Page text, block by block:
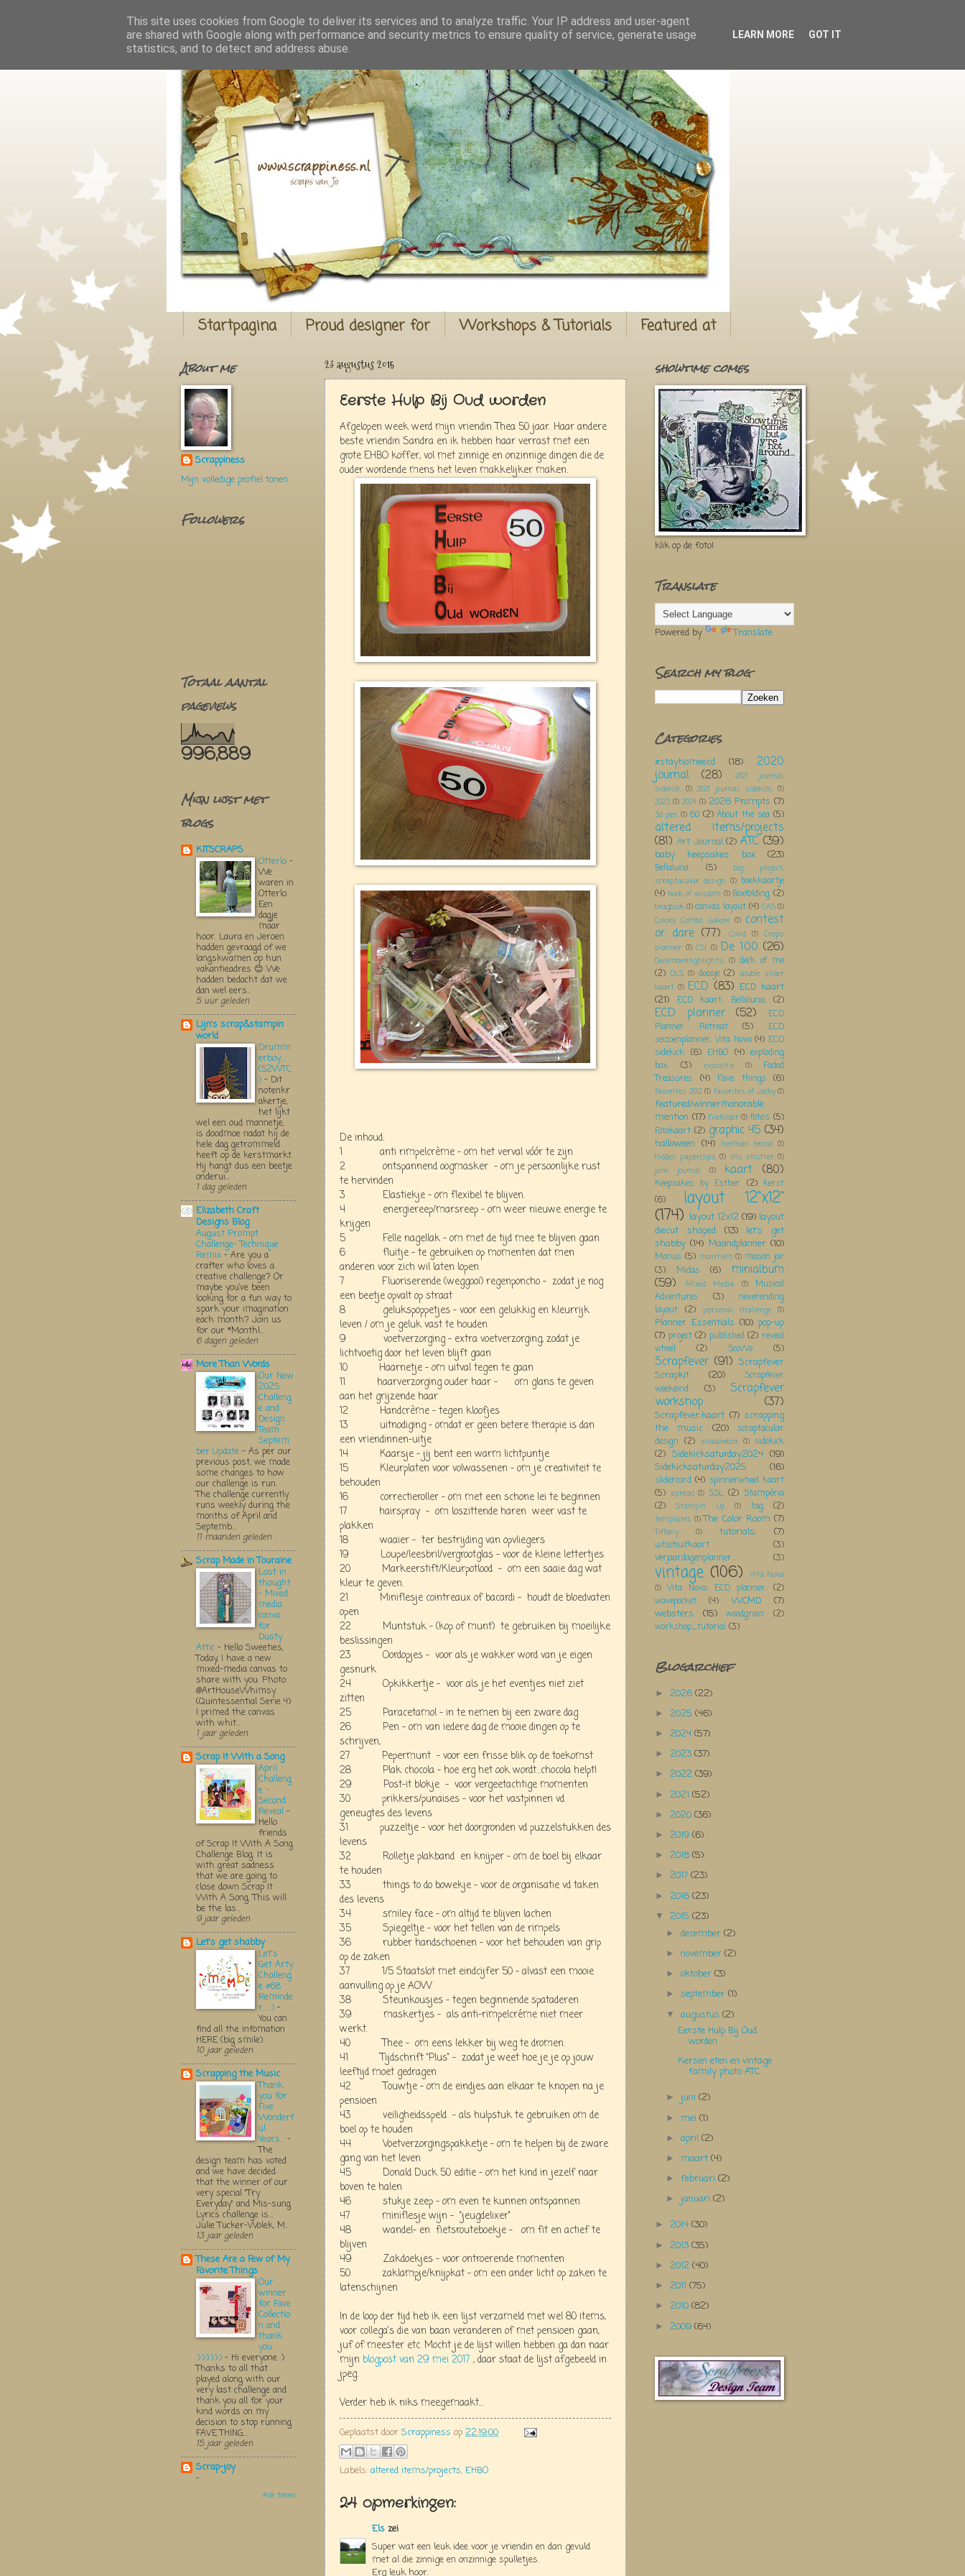
Startpagina Proud designer for Workshops & Tutorials Featured at
23 augustus 2015
Eerste Hulp Bij Oud worden
Afgelopen week werd mijn vriendin Thea 50 jaar. Haar andere
beste vriendin Sandra en ik hebben haar verrast met een
grote EHBO koffer, vol met zinnige en onzinnige dingen die de
ouder wordende mens het leven makkelijker maken.
De inhoud:
1 anti rimpelcrème - om het verval vóór te zijn
2 ontspannend oogmasker - om je persoonlijke rust
te hervinden
3 Elastiekje - om flexibel te blijven.
4 energiereep/marsreep - om weer nieuwe energie te
krijgen
5 Felle nagellak - om met de tijd mee te blijven gaan
6 fluitje - te gebruiken op momenten dat men
anderen voor zich wil laten lopen
7 Fluoriserende (weggooi) regenponcho - zodat je nog
een beetje opvalt op straat
8 gelukspoppetjes - voor een gelukkig en kleurrijk
leven / om je geluk vast te houden
9 voetverzorging - extra voetverzorging, zodat je
lichtvoetig door het leven blijft gaan
10 Haarnetje - om uitval tegen te gaan
11 haarverzorging ouder haar - om glans te geven
aan het grijzende haar
12 Handcrème - tegen kloofjes
13 uitnodiging - omdat er geen betere therapie is dan
een vriendinnen-uitje
14 Kaarsje - jij bent een warm lichtpuntje
15 Kleurplaten voor volwassenen - om je creativiteit te
behouden
16 correctieroller - om met een schone lei te beginnen
17 hairspray - om loszittende haren weer vast te
plakken
18 waaier - ter bestrijding van opvliegers
19 Loupe/leesbril/vergrootglas - voor de kleine lettertjes
20 Markeerstift/Kleurpotlood - om een saaie dag wat
kleur te geven.
21 Miniflesje cointreaux of bacardi - houdt de bloedvaten
open
22 Muntstuk - (kop of munt) te gebruiken bij moeilijke
beslissingen
23 Oordopjes - voor als je wakker word van je eigen
gesnurk
24 Opkikkertje - voor als je het eventjes niet ziet
zitten
25 Paracetamol - in te nemen bij een zware dag
26 Pen - om van iedere dag de mooie dingen op te
schrijven,
27 Pepermunt - voor een frisse blik op de toekomst
28 Plak chocola - hoe erg het ook wordt…chocola helpt!
29 Post-it blokje - voor vergeetachtige momenten
30 prikkers/punaises - voor het vastpinnen vd
geneugtes des levens
31 puzzeltje - voor het doorgronden vd puzzelstukken des
levens
32 Rolletje plakband en knijper - om de boel bij elkaar
te houden
33 things to do bowekje - voor de organisatie vd taken
des levens
34 smiley face - om altijd te blijven lachen
35 Spiegeltje - voor het tellen van de rimpels
36 rubber handschoenen - voor het behouden van grip
op de zaken
37 1/5 Staatslot met eindcijfer 50 - alvast een mooie
aanvulling op je AOW
38 Steunkousjes - tegen beginnende spataderen
39 maskertjes - als anti-rimpelcréme niet meer
werkt.
40 Thee - om eens lekker bij weg te dromen.
41 Tijdschrift “Plus” - zodat je weet hoe je je op jouw
leeftijd moet gedragen
42 Touwtje - om de eindjes aan elkaar te knopen na je
pensioen
43 veiligheidsspeld - als hulpstuk te gebruiken om de
boel op te houden
44 Voetverzorgingspakketje - om te helpen bij de zware
gang van het leven
45 Donald Duck 50 editie - om het kind in jezelf naar
boven te halen
46 stukje zeep - om even te kunnen ontspannen
47 miniflesje wijn - “jeugdelixer"
48 wandel- en fietsrouteboekje - om fit en actief te
blijven
49 Zakdoekjes - voor ontroerende momenten
50 zaklampje/knijpkat - om een ander licht op zaken te
latenschijnen
In de loop der tijd heb ik een lijst verzameld met wel 80 items,
voor collega's die van baan veranderen of met pensioen gaan,
juf of meester etc. Mocht je de lijst willen hebben ga dan naar
mijn blogpost van 29 mei 2017 , daar staat de lijst afgebeeld in
jpeg.
Verder heb ik niks meegemaakt...
Geplaatst door Scrappiness op 22:19:00
Labels: altered items/projects, EHBO
24 opmerkingen:
Els zei
Super wat een leuk idee voor je vriendin en dan gevuld
met al die zinnige en onzinnige spulletjes.
Erg leuk hoor.
About me
Scrappiness
Mijn volledige profiel tonen
Followers
Totaal aantal
pageviews
996,889
Mijn lijst met
blogs
KITSCRAPS
Otterlo -
We
waren in
Otterlo.
Een
dagje
maar
hoor. Laura en Jeroen
hadden gevraagd of we
langskwamen op hun
vakantieadres 😊 We
hadden bedacht dat we
dan wel eers...
5 uur geleden
Lijn's scrap&stampin
world
Drumm
erboy....
(52WTC
) - Dit
notenkr
akertje,
het lijkt
wel een oud mannetje,
is doodmoe nadat hij de
hele dag getrommeld
heeft op de kerstmarkt.
Hij hangt dus een beetje
onderui...
1 dag geleden
Elizabeth Craft
Designs Blog
August Prompt
Challenge- Technique
Remix - Are you a
crafter who loves a
creative challenge? Or
maybe you’ve been
looking for a fun way to
spark your imagination
each month? Join us
for our *Monthl...
6 dagen geleden
More Than Words
Our New
2025
Challeng
e and
Design
Team
Septem
ber Update - As per our
previous post, we made
some changes to how
our challenge is run.
The challenge currently
runs weekly during the
months of April and
Septemb...
11 maanden geleden
Scrap Made in Touraine
Lost in
thought
- Mixed
media
canva
for
Dusty
Attic - Hello Sweeties,
Today, I have a new
mixed-media canvas to
share with you. Photo:
@ArtHouseWhimsy
(Quintessential Serie 4)
I primed the canvas
with whit...
1 jaar geleden
Scrap It With a Song
April
Challeng
e -
Second
Reveal -
Hello
friends
of Scrap It With A Song
Challenge Blog. It is
with great sadness
that we are going to
close down Scrap It
With A Song. This will
be the las...
9 jaar geleden
Let's get shabby
Let's
Get Arty
Challeng
e #68
Reminde
r.....:) -
You can
find all the infomation
HERE (big smile)
10 jaar geleden
Scrapping the Music
Thank
you for
Five
Wonderf
ul
Years... -
The
design team has voted
and we have decided
that the winner of our
very special "Try
Everyday" and Mis-sung
Lyrics challenge is...
Julie Tucker-Wolek, M...
13 jaar geleden
These Are a Few of My
Favorite Things
Our
winner
for Fave
Collectio
n and
thank
you
:):):):):):) - Hi everyone :)
Thanks to all that
played along with our
very last challenge and
thank you all for your
kind words on my
decision to stop running
FAVE THING...
15 jaar geleden
Scrap-joy
-
Alle tonen
showtime comes
klik op de foto!
Translate
Powered by Translate
Search my blog
Categories
#stayhomeecd (18) 2020
journal (28)
2021 journal;
sidekick (1) 2021 journal; sidekick; (1)
2023 (1) 2024 (1) 2026 Prompts (7)
3d pen (1) 60 (2) About the sea (5)
altered items/projects
(81) Art Journal (2) ATC (39)
baby keepsakes box (23)
Bellaluna (5)
big project;
scraptacular design; (1) boekkaartje
(4) book of wisdom (1) Boxfolding (2)
bragbook(1)canvas layout (4) CAS(1)
Colors Combo Galore (1) contest
or dare (77) Covid (1) Crops
planner (1) CSI (1) De 100 (26)
DecemberHighlights; (1) deck of me
(2) DLS (1) doosje (2) double slider
kaart (1) ECD (83) ECD kaart
(21)
ECD kaart; Bellaluna; (2)
ECD planner (52)
ECD
Planner Retreat
(5)
ECD
seizoenplanner; Vita Nova (4) ECD
sidekick (6) EHBO (4) exploding
box;
(3) expositie (1)
Faded
Treasures
(4) Fave things (6)
favorites 2012 (1) favorites of Jacky (1)
featured/winner/honorable
mention (17) Filefolder (1) foto's (5)
Fotokaart (2) graphic 45 (34)
halloween (14) herman brood (1)
Hidden paperclips (1) iris shutter (1)
junk journal
(1) kaart (80)
Keepsakes by Esther (2) kerst
(6)
layout 12"x12"
(174) layout 12x12 (19) layout
diecut shaped
(13)
let's get
shabby (14) Maandplanner (10)
Manus (5) maritiem (1) mason jar
(3)
Midas (6) minialbum
(59) Mixed Media (1)
Musical
Adventures
(3)
neverending
layout (2) personal challenge (1)
Planner Essentials (10) pop-up
(7) project (2) published (2) reveal
wheel
(2) ScoWo (5)
Scrapfever (91) Scrapfever
Scrapkit
(20)
Scrapfever
weekeind
(3) Scrapfever
workshop (37)
Scrapfever;kaart (7) scrapping
the music
(20)
scraptacular
design (2) shadowbox (1) sidekick
(2) Sidekicksaturday2024 (19)
Sidekicksaturday2025
(16)
slidercard (4) spinnerwheel kaart
(5) spread (1) SSL (2) Stampéria
(2)
Stampin' Up (1) tag (2)
templates (1) The Color Room (7)
Tiffany (1) tutorials; (7)
uitschuifkaart
(3)
Verjaardagenplanner
(3)
vintage (106)
Vita Nova
(1) Vita Nova; ECD planner; (2)
wavepocket
(4) WCMD
(7)
websters
(15) woodgrain
(2)
workshop_tutorial (3)
Blogarchief
► 2026 (22)
► 2025 (46)
► 2024 (57)
► 2023 (37)
► 2022 (39)
► 2021 (52)
► 2020 (36)
► 2019 (6)
► 2018 (5)
► 2017 (23)
► 2016 (23)
▼ 2015 (23)
►december(2)
►november(2)
►oktober(3)
►september(1)
▼augustus(2)
Eerste Hulp Bij Oud
worden
Kersen eten en vintage
family photo ATC
► juni(2)
► mei(1)
►april(2)
► maart(4)
►februari(2)
► januari(2)
► 2014 (30)
► 2013 (35)
► 2012 (40)
► 2011 (75)
► 2010 (82)
► 2009 (64)
This site uses cookies from Google to deliver its services and to analyze traffic. Your IP address and user-agent
are shared with Google along with performance and security metrics to ensure quality of service, generate usage
statistics, and to detect and address abuse.
LEARN MORE GOT IT